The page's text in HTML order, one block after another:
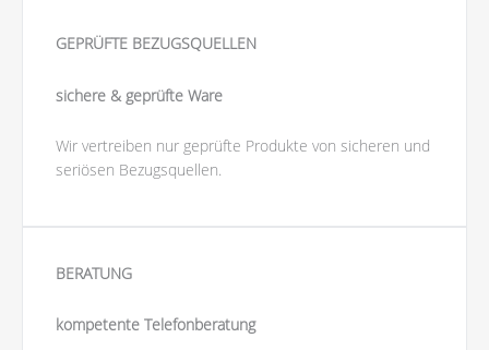
GEPRÜFTE BEZUGSQUELLEN
sichere & geprüfte Ware
Wir vertreiben nur geprüfte Produkte von sicheren und
seriösen Bezugsquellen.
BERATUNG
kompetente Telefonberatung